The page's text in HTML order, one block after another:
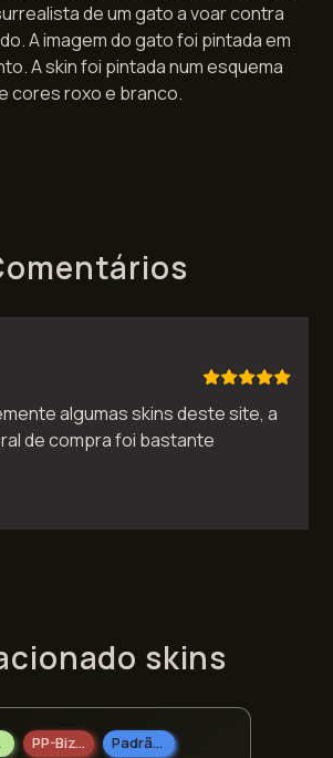
de um gato a voar contra
A imagem do gato foi pintada em
A skin foi pintada num esquema
cores roxo e branco.
algumas skins deste site, a
de compra foi bastante
skins
PP-Bizon Padrão Doméstico